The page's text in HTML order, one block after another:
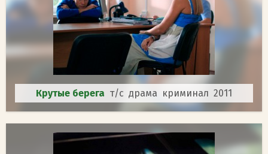
Крутые берега т/с драма криминал 2011